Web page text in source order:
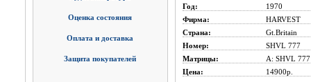
Оценка состояния
Оплата и доставка
Защита покупателей
Год:
1970
Фирма:
HARVEST
Страна:
Gt.Britain
Номер:
SHVL 777
Матрицы:
A: SHVL
Цена:
14900р.